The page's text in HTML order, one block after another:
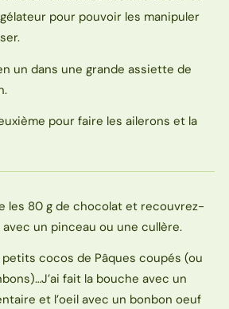
pour pouvoir les manipuler
un dans une grande assiette de
pour faire les ailerons et la
les 80 g de chocolat et recouvrez-
avec un pinceau ou une cullère.
petits cocos de Pâques coupés (ou
fait la bouche avec un
et l’oeil avec un bonbon oeuf